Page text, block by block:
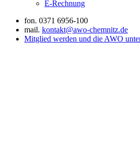
E-Rechnung
fon. 0371 6956-100
mail. kontakt@awo-chemnitz.de
Mitglied werden und die AWO